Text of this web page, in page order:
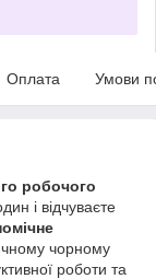
Оплата Умови
робочого
і відчуваєте
чорному
роботи та